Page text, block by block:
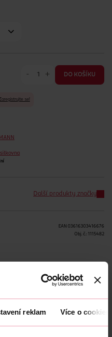
reklam Více o cookies
- + DO KOŠÍKU
se!
Další produkty značky
EAN 03616303416676
Obj. č.: 1115482